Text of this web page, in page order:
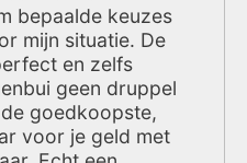
bepaalde keuzes
mijn situatie. De
en zelfs
geen druppel
goedkoopste,
voor je geld met